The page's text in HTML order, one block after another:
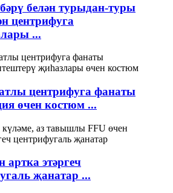
белән турыдан-туры
центрифуга
...
центрифуга фанаты
өчен костюм ...
артка этәргеч
җанатар ...